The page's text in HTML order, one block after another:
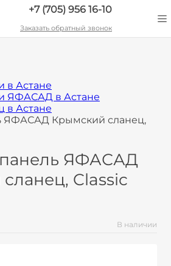
+7 (705) 956 16-10
Заказать обратный звонок
в Астане
ЯФАСАД в Астане
в Астане
ЯФАСАД Крымский сланец,
ЯФАСАД
Classic
В наличии